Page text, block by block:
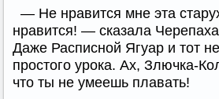
— Не нравится мне эта
нравится! — сказала
Даже Расписной Ягуар и тот не
простого урока. Ах, Злючка-
что ты не умеешь плавать!